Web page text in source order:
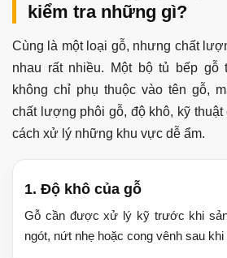
kiểm tra những gì?
Cùng là một loại gỗ, nhưng chất
nhau rất nhiều. Một bộ tủ bếp gỗ
không chỉ phụ thuộc vào tên gỗ,
chất lượng phôi gỗ, độ khô, kỹ
cách xử lý những khu vực dễ ẩm.
1. Độ khô của gỗ
Gỗ cần được xử lý kỹ trước khi
ngót, nứt nhẹ hoặc cong vênh sau khi